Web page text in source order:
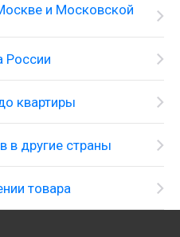
и Московской
России
квартиры
в другие страны
товара